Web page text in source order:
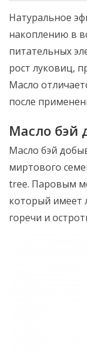
Натуральное
накоплению в
питательных
рост луковиц,
Масло
после
Масло бэй
Масло бэй
миртового
tree. Паровым
который имеет
горечи и